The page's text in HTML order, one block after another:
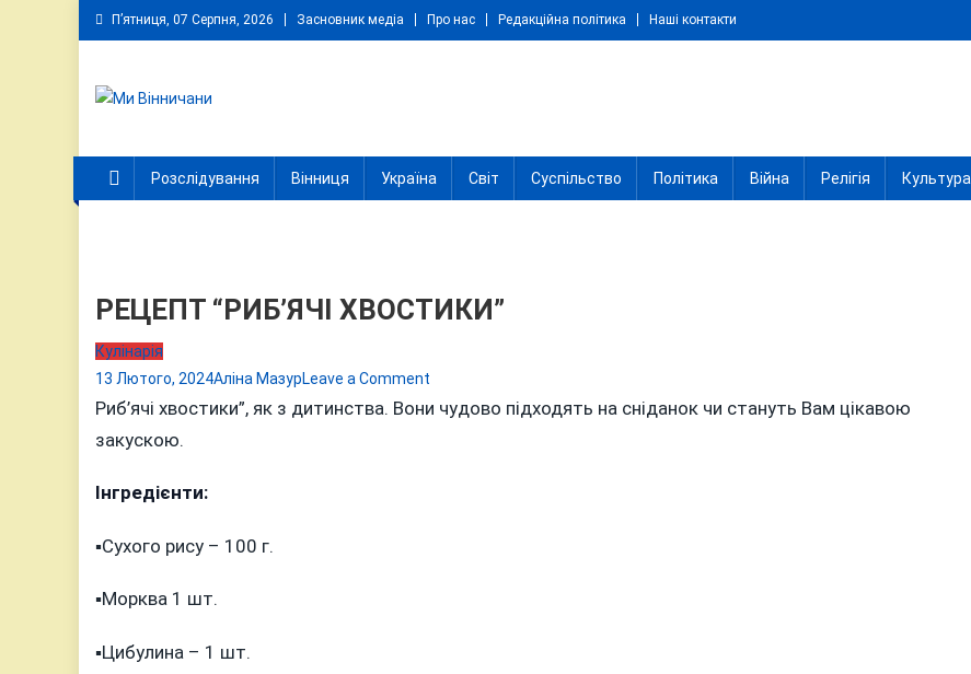
Skip
to
П’ятниця, 07 Серпня, 2026 Засновник медіа Про нас Редакційна політика Наші контакти
Розслідування Вінниця Україна Світ Суспільство Політика Війна Релігія Культура
РЕЦЕПТ “РИБ’ЯЧІ ХВОСТИКИ”
Кулінарія
13 Лютого, 2024Аліна МазурLeave a Comment
РЕЦЕПТ
Риб’ячі хвостики”, як з дитинства. Вони чудово підходять на сніданок чи стануть Вам цікавою
закускою.
Інгредієнти:
▪️Сухого рису – 100 г.
▪️Морква 1 шт.
▪️Цибулина – 1 шт.